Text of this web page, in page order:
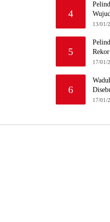
4
13/01/
5
17/01/
6
17/01/